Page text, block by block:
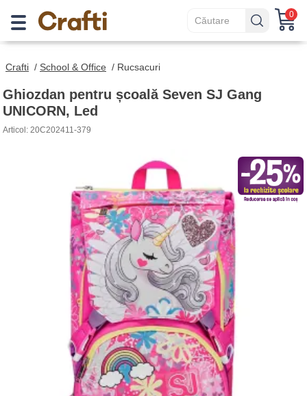
0
Crafti / School & Office / Rucsacuri
Ghiozdan pentru școală Seven SJ Gang
UNICORN, Led
Articol: 20C202411-379